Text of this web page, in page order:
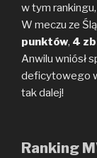
w tym rankingu,
W meczu ze
punktów, 4
Anwilu wniósł
deficytowego
tak dalej!
Ranking